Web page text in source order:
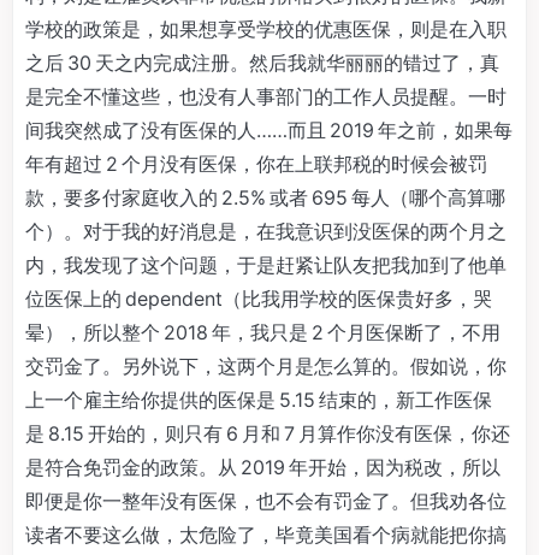
学校的政策是，如果想享受学校的优惠医保，则是在入职
之后 30 天之内完成注册。然后我就华丽丽的错过了，真
是完全不懂这些，也没有人事部门的工作人员提醒。一时
间我突然成了没有医保的人……而且 2019 年之前，如果每
年有超过 2 个月没有医保，你在上联邦税的时候会被罚
款，要多付家庭收入的 2.5% 或者 695 每人（哪个高算哪
个）。对于我的好消息是，在我意识到没医保的两个月之
内，我发现了这个问题，于是赶紧让队友把我加到了他单
位医保上的 dependent（比我用学校的医保贵好多，哭
晕），所以整个 2018 年，我只是 2 个月医保断了，不用
交罚金了。另外说下，这两个月是怎么算的。假如说，你
上一个雇主给你提供的医保是 5.15 结束的，新工作医保
是 8.15 开始的，则只有 6 月和 7 月算作你没有医保，你还
是符合免罚金的政策。从 2019 年开始，因为税改，所以
即便是你一整年没有医保，也不会有罚金了。但我劝各位
读者不要这么做，太危险了，毕竟美国看个病就能把你搞